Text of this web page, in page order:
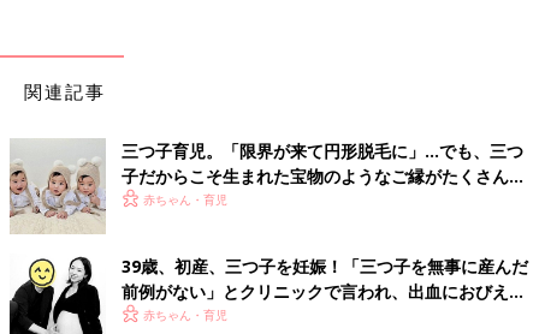
関連記事
三つ子育児。「限界が来て円形脱毛に」…でも、三つ
子だからこそ生まれた宝物のようなご縁がたくさん！
【体験談】
赤ちゃん・育児
39歳、初産、三つ子を妊娠！「三つ子を無事に産んだ
前例がない」とクリニックで言われ、出血におびえる
日々…【桑子英里アナ・インタビュー】
赤ちゃん・育児